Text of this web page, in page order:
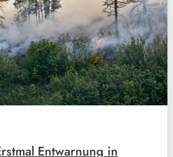
Entwarnung in